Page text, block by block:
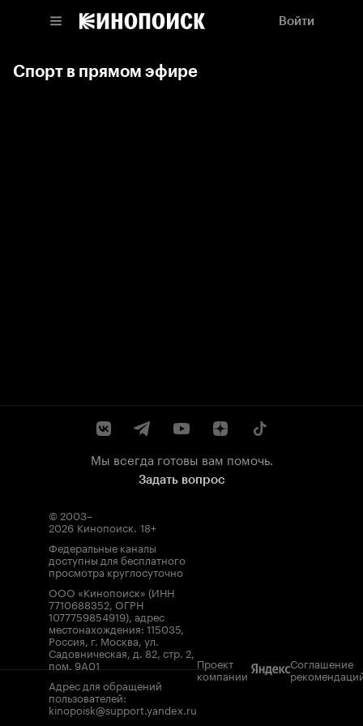
Войти
Спорт в прямом эфире
Мы всегда готовы вам помочь.
Задать вопрос
© 2003–
2026 Кинопоиск. 18+
Федеральные каналы
доступны для бесплатного
просмотра круглосуточно
ООО «Кинопоиск» (ИНН
7710688352, ОГРН
1077759854919), адрес
местонахождения: 115035,
Россия, г. Москва, ул.
Садовническая, д. 82, стр. 2,
пом. 9А01
Адрес для обращений
пользователей:
kinopoisk@support.yandex.ru
Проект
компании
Соглашение